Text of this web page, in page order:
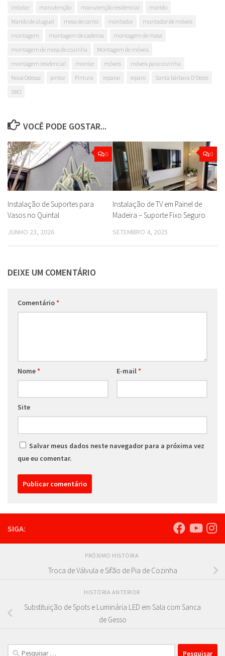
instalar
manutenção manutenção residencial
marido
Marido de aluguel
mesa de canto montador
montador de móveis
montagem
montagem de cadeiras
montagem de mesa
montagem de mesa de cozinha
Montagem de móveis
montagem residencial
montar móveis
móveis para cozinha
Nova Odessa
pintor Pintura reparar reparo
Santa bárbara D'Oeste
SBO
VOCÊ PODE GOSTAR...
0
Instalação de Suportes para
Vasos no Quintal
JUNHO 23, 2026
0
Instalação de TV em Painel de
Madeira – Suporte Fixo Seguro
SETEMBRO 4, 2025
DEIXE UM COMENTÁRIO
Comentário*
Nome* E-mail *
Site
Salvar meus dados neste navegador para a próxima vez
que eu comentar.
SIGA:
PRÓXIMO HISTÓRIA
Troca de Válvula e Sifão de Pia de Cozinha
HISTÓRIA ANTERIOR
Substituição de Spots e Luminária LED em Sala com Sanca
de Gesso
Pesquisar